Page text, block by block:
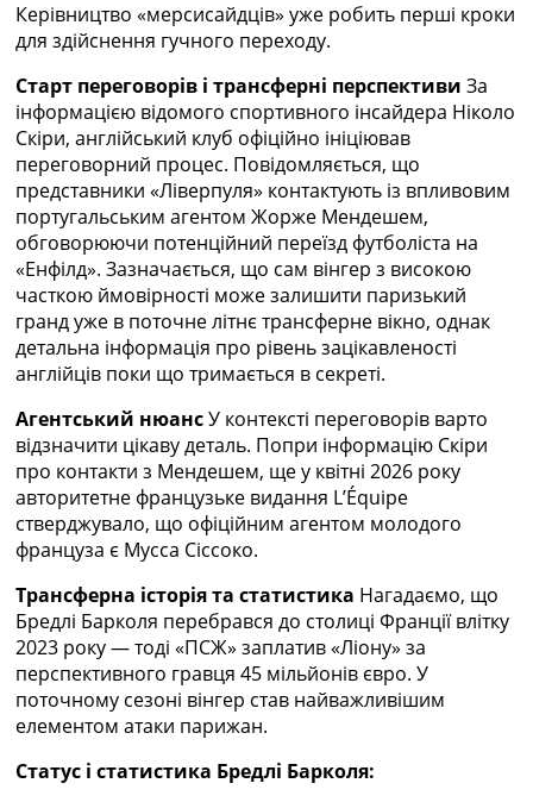
Логін
Рейтінги
Правила
Колективний прогноз
Турніри
Чемпіонат Світу
Україна. Прем’єр-Ліга
Україна. Перша Ліга
Ліга Чемпіонів
Англія. Прем’єр-Ліга
Іспанія. Ла Ліга
Ще Турніри >>>
Таблиці
Чемпіонат Світу. Турнирні таблиці
Таблиця УПЛ
Перша Ліга
Таблиця АПЛ
Таблиця Ла Ліги
Таблиця Ліги Чемпіонів
Всі таблиці >>>
Рейтинги
Рейтинг країн УЄФА
Рейтинг клубів УЄФА
Рейтинг ФІФА
Телепрограма
Керівництво «мерсисайдців» уже робить перші кроки
для здійснення гучного переходу.
Старт переговорів і трансферні перспективи За
інформацією відомого спортивного інсайдера Ніколо
Скіри, англійський клуб офіційно ініціював
переговорний процес. Повідомляється, що
представники «Ліверпуля» контактують із впливовим
португальським агентом Жорже Мендешем,
обговорюючи потенційний переїзд футболіста на
«Енфілд». Зазначається, що сам вінгер з високою
часткою ймовірності може залишити паризький
гранд уже в поточне літнє трансферне вікно, однак
детальна інформація про рівень зацікавленості
англійців поки що тримається в секреті.
Агентський нюансУ контексті переговорів варто
відзначити цікаву деталь. Попри інформацію Скіри
про контакти з Мендешем, ще у квітні 2026 року
авторитетне французьке видання L’Équipe
стверджувало, що офіційним агентом молодого
француза є Мусса Сіссоко.
Трансферна історія та статистика Нагадаємо, що
Бредлі Барколя перебрався до столиці Франції влітку
2023 року — тоді «ПСЖ» заплатив «Ліону» за
перспективного гравця 45 мільйонів євро. У
поточному сезоні вінгер став найважливішим
елементом атаки парижан.
Статус і статистика Бредлі Барколя: